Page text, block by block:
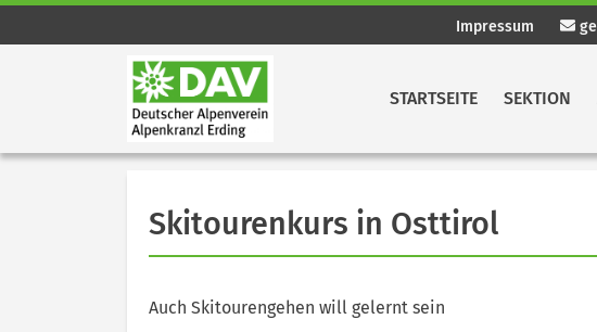
Impressum
STARTSEITE SEKTION
Skitourenkurs in Osttirol
Auch Skitourengehen will gelernt sein